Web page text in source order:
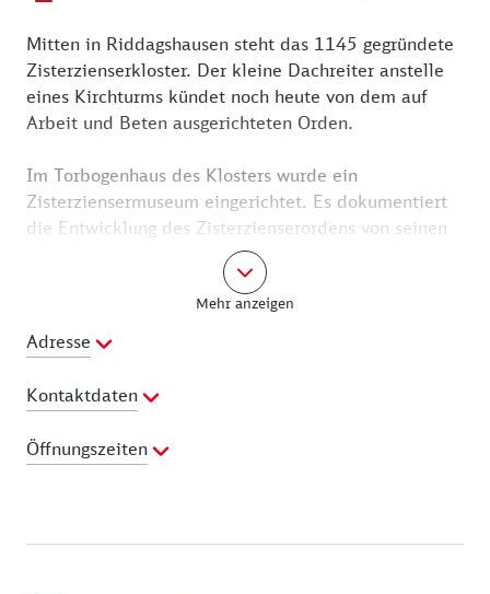
Mitten in Riddagshausen steht das 1145 gegründete
Zisterzienserkloster. Der kleine Dachreiter anstelle
eines Kirchturms kündet noch heute von dem auf
Arbeit und Beten ausgerichteten Orden.
Im Torbogenhaus des Klosters wurde ein
Zisterziensermuseum eingerichtet. Es dokumentiert
die Entwicklung des Zisterzienserordens von seinen
Anfängen bis heute. Lehrreiche Wandtafeln werden
ergänzt von Tonbildschauen und Videovorführungen.
Viele kostbare Originale zeugen von der Bedeutung
der Zisterzienser auf vielen Gebieten.
Sehenswert sind die 1275 geweihte Klosterkirche
und der Klostergarten mit Kräutern, Gemüse und
Obst, der allen offen steht. Die Klosterkirche sowie
die Frauenkapelle mit dem medialen Kirchensystem
Mehr anzeigen
Adresse
Kontaktdaten
Telefon:0151 10592564
Webseite:http://riddagshausen.net/kultur-und-
Öffnungszeiten